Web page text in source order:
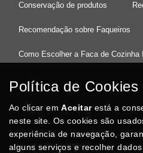
Conservação de produtos
Recomendação sobre Faqueiros
Como Escolher a Faca de Cozinha
37°08'27.5"N 8°32'13.9"W
Posso Ajudar?
Política de Cookies
Ao clicar emAceitarestá a
neste site. Os cookies são
experiência de navegação,
alguns serviços e recolher